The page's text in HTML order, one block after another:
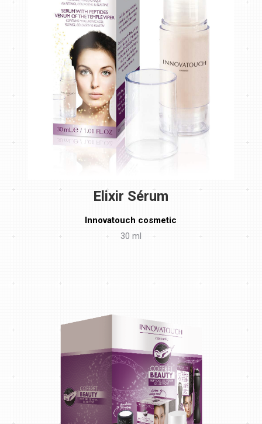
Elixir Sérum
Innovatouch cosmetic
30 ml